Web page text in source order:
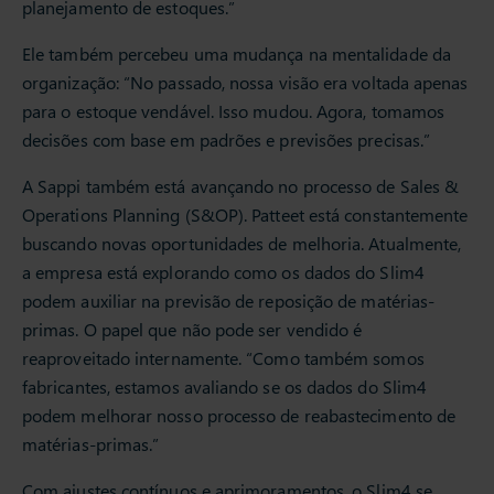
planejamento de estoques.”
Ele também percebeu uma mudança na mentalidade da
organização: “No passado, nossa visão era voltada apenas
para o estoque vendável. Isso mudou. Agora, tomamos
decisões com base em padrões e previsões precisas.”
A Sappi também está avançando no processo de Sales &
Operations Planning (S&OP). Patteet está constantemente
buscando novas oportunidades de melhoria. Atualmente,
a empresa está explorando como os dados do Slim4
podem auxiliar na previsão de reposição de matérias-
primas. O papel que não pode ser vendido é
reaproveitado internamente. “Como também somos
fabricantes, estamos avaliando se os dados do Slim4
podem melhorar nosso processo de reabastecimento de
matérias-primas.”